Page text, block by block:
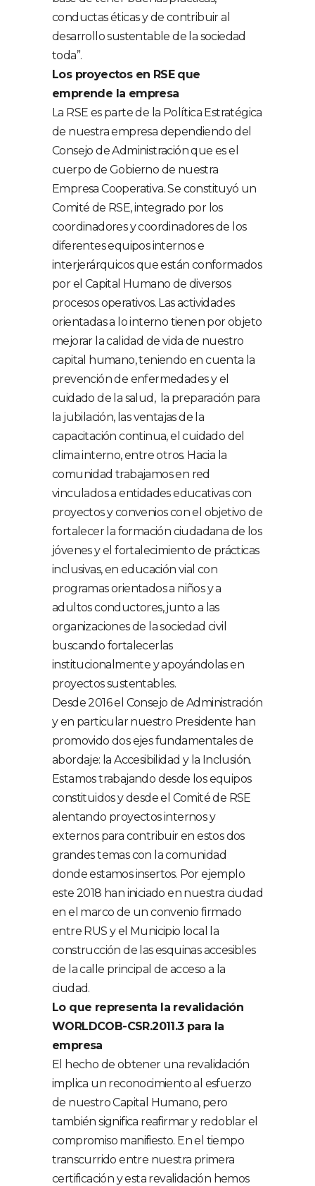
conductas éticas y de contribuir al
desarrollo sustentable de la sociedad
toda”.
Los proyectos en RSE que
emprende la empresa
La RSE es parte de la Política Estratégica
de nuestra empresa dependiendo del
Consejo de Administración que es el
cuerpo de Gobierno de nuestra
Empresa Cooperativa. Se constituyó un
Comité de RSE, integrado por los
coordinadores y coordinadores de los
diferentes equipos internos e
interjerárquicos que están conformados
por el Capital Humano de diversos
procesos operativos. Las actividades
orientadas a lo interno tienen por objeto
mejorar la calidad de vida de nuestro
capital humano, teniendo en cuenta la
prevención de enfermedades y el
cuidado de la salud, la preparación para
la jubilación, las ventajas de la
capacitación continua, el cuidado del
clima interno, entre otros. Hacia la
comunidad trabajamos en red
vinculados a entidades educativas con
proyectos y convenios con el objetivo de
fortalecer la formación ciudadana de los
jóvenes y el fortalecimiento de prácticas
inclusivas, en educación vial con
programas orientados a niños y a
adultos conductores, junto a las
organizaciones de la sociedad civil
buscando fortalecerlas
institucionalmente y apoyándolas en
proyectos sustentables.
Desde 2016 el Consejo de Administración
y en particular nuestro Presidente han
promovido dos ejes fundamentales de
abordaje: la Accesibilidad y la Inclusión.
Estamos trabajando desde los equipos
constituidos y desde el Comité de RSE
alentando proyectos internos y
externos para contribuir en estos dos
grandes temas con la comunidad
donde estamos insertos. Por ejemplo
este 2018 han iniciado en nuestra ciudad
en el marco de un convenio firmado
entre RUS y el Municipio local la
construcción de las esquinas accesibles
de la calle principal de acceso a la
ciudad.
Lo que representa la revalidación
WORLDCOB-CSR.2011.3 para la
empresa
El hecho de obtener una revalidación
implica un reconocimiento al esfuerzo
de nuestro Capital Humano, pero
también significa reafirmar y redoblar el
compromiso manifiesto. En el tiempo
transcurrido entre nuestra primera
certificación y esta revalidación hemos